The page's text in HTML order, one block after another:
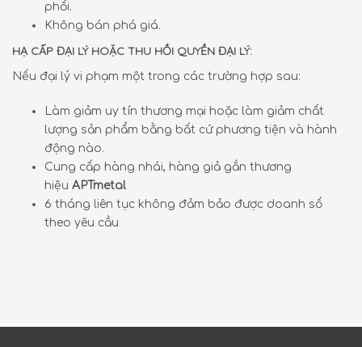
phối.
Không bán phá giá.
HẠ CẤP ĐẠI LÝ HOẶC THU HỒI QUYỀN ĐẠI LÝ:
Nếu đại lý vi phạm một trong các trường hợp sau:
Làm giảm uy tín thương mại hoặc làm giảm chất
lượng sản phẩm bằng bất cứ phương tiện và hành
động nào.
Cung cấp hàng nhái, hàng giả gắn thương
hiệu APTmetal
6 tháng liên tục không đảm bảo được doanh số
theo yêu cầu